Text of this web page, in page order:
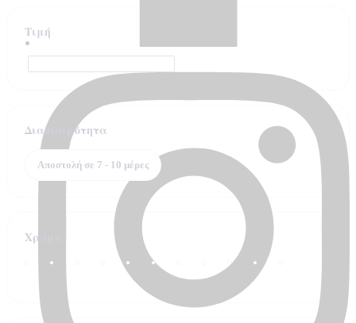
Τιμή
Διαθεσιμότητα
Αποστολή σε 7 - 10 μέρες
Χρώμα